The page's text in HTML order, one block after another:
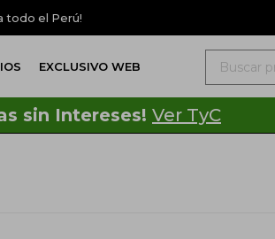
todo el Perú!
EXCLUSIVO WEB
sin Intereses! Ver TyC